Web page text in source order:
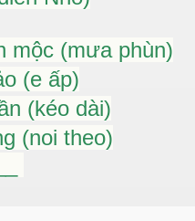
mộc (mưa phùn)
(e ấp)
(kéo dài)
(noi theo)